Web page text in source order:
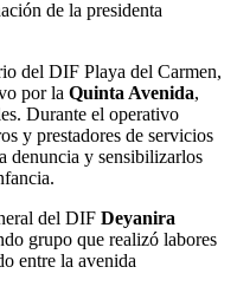
de la presidenta
del DIF Playa del Carmen,
por la Quinta Avenida,
Durante el operativo
y prestadores de servicios
denuncia y sensibilizarlos
del DIF Deyanira
grupo que realizó labores
entre la avenida